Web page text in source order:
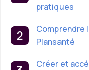
pratiques
Comprendre
Plansanté
Créer et